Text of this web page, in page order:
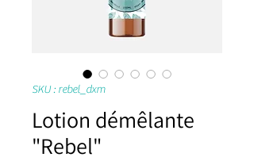
SKU : rebel_dxm
Lotion démêlante
"Rebel"